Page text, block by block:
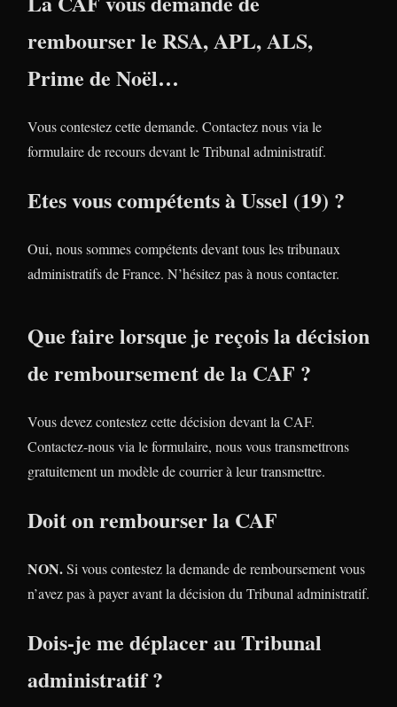
rembourser le RSA, APL, ALS,
Prime de Noël…
Vous contestez cette demande. Contactez nous via le
formulaire de recours devant le Tribunal administratif.
Etes vous compétents à Ussel (19) ?
Oui, nous sommes compétents devant tous les tribunaux
administratifs de France. N’hésitez pas à nous contacter.
Que faire lorsque je reçois la décision
de remboursement de la CAF ?
Vous devez contestez cette décision devant la CAF.
Contactez-nous via le formulaire, nous vous transmettrons
gratuitement un modèle de courrier à leur transmettre.
Doit on rembourser la CAF
NON.Si vous contestez la demande de remboursement vous
n’avez pas à payer avant la décision du Tribunal administratif.
Dois-je me déplacer au Tribunal
administratif ?